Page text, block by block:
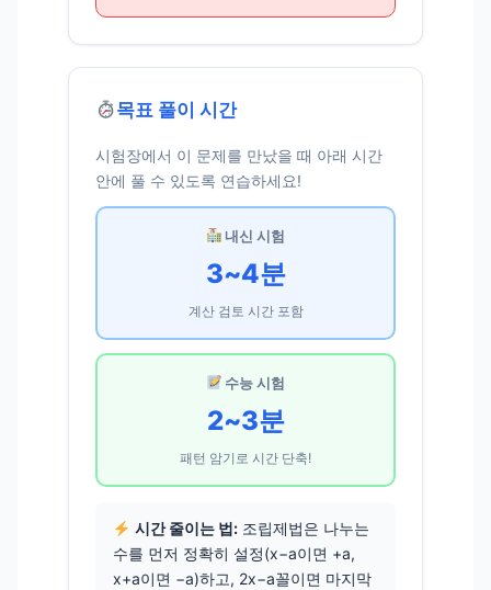
목표 풀이 시간
시험장에서 이 문제를 만났을 때 아래 시간
안에 풀 수 있도록 연습하세요!
내신 시험
3~4분
계산 검토 시간 포함
수능 시험
2~3분
패턴 암기로 시간 단축!
시간 줄이는 법:조립제법은 나누는
수를 먼저 정확히 설정(x−a이면 +a,
x+a이면 −a)하고, 2x−a꼴이면 마지막